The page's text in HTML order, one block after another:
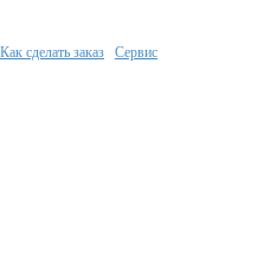
Как сделать заказ Сервис